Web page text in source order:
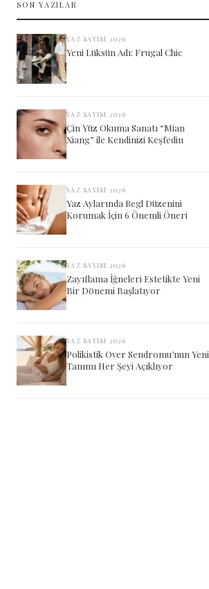
SON YAZILAR
YAZ SAYISI 2026
Yeni Lüksün Adı: Frugal Chic
YAZ SAYISI 2026
Çin Yüz Okuma Sanatı “Mian
Xiang” ile Kendinizi Keşfedin
YAZ SAYISI 2026
Yaz Aylarında Regl Düzenini
Korumak İçin 6 Önemli Öneri
YAZ SAYISI 2026
Zayıflama İğneleri Estetikte Yeni
Bir Dönemi Başlatıyor
YAZ SAYISI 2026
Polikistik Over Sendromu’nun Yeni
Tanımı Her Şeyi Açıklıyor